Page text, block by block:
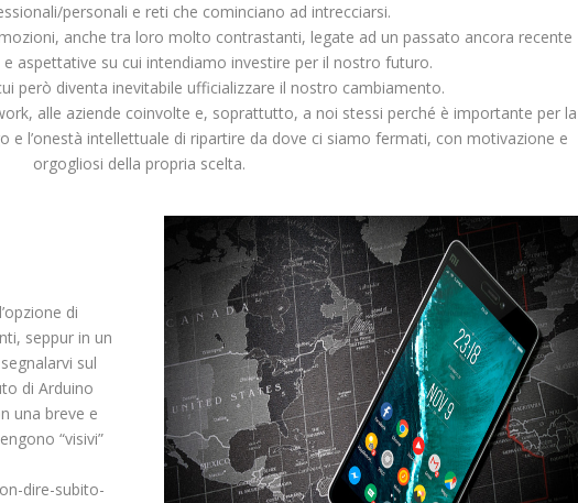
personali e reti che cominciano ad intrecciarsi.
anche tra loro molto contrastanti, legate ad un passato ancora recente
aspettative su cui intendiamo investire per il nostro futuro.
però diventa inevitabile ufficializzare il nostro cambiamento.
alle aziende coinvolte e, soprattutto, a noi stessi perché è importante per la
e l’onestà intellettuale di ripartire da dove ci siamo fermati, con motivazione e
orgogliosi della propria scelta.
di
seppur in un
sul
di Arduino
una breve e
“visivi”
dire-subito-